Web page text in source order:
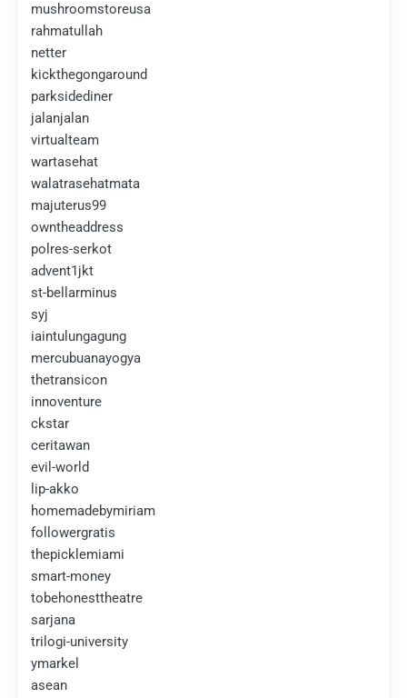
mushroomstoreusa
rahmatullah
netter
kickthegongaround
parksidediner
jalanjalan
virtualteam
wartasehat
walatrasehatmata
majuterus99
owntheaddress
polres-serkot
advent1jkt
st-bellarminus
syj
iaintulungagung
mercubuanayogya
thetransicon
innoventure
ckstar
ceritawan
evil-world
lip-akko
homemadebymiriam
followergratis
thepicklemiami
smart-money
tobehonesttheatre
sarjana
trilogi-university
ymarkel
asean